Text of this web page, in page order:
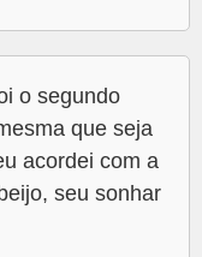
o segundo
que seja
acordei com a
seu sonhar